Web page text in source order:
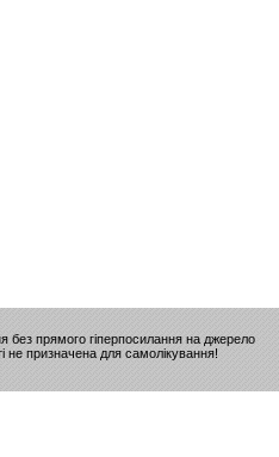
прямого гіперпосилання на джерело
не призначена для самолікування!